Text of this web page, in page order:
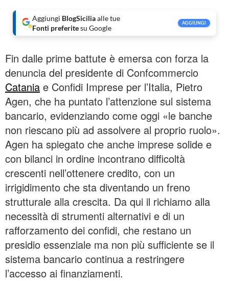
Aggiungi BlogSiciliaalle tue
Fonti preferitesu Google
AGGIUNGI
Fin dalle prime battute è emersa con forza la
denuncia del presidente di Confcommercio
Catania e Confidi Imprese per l’Italia, Pietro
Agen, che ha puntato l’attenzione sul sistema
bancario, evidenziando come oggi «le banche
non riescano più ad assolvere al proprio ruolo».
Agen ha spiegato che anche imprese solide e
con bilanci in ordine incontrano difficoltà
crescenti nell’ottenere credito, con un
irrigidimento che sta diventando un freno
strutturale alla crescita. Da qui il richiamo alla
necessità di strumenti alternativi e di un
rafforzamento dei confidi, che restano un
presidio essenziale ma non più sufficiente se il
sistema bancario continua a restringere
l’accesso ai finanziamenti.